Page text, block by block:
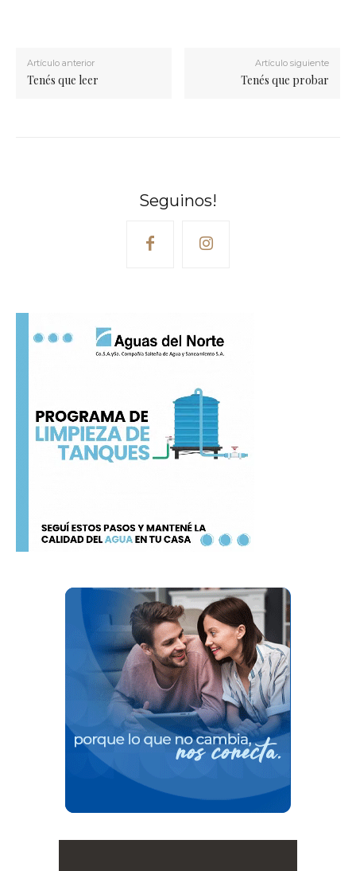
Artículo anterior
Tenés que leer
Artículo siguiente
Tenés que probar
Seguinos!